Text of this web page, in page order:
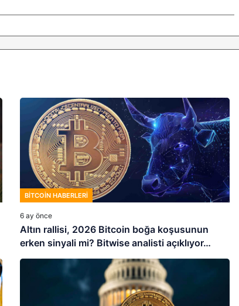
BITCOIN HABERLERI
6 ay önce
Altın rallisi, 2026 Bitcoin boğa koşusunun
erken sinyali mi? Bitwise analisti açıklıyor…